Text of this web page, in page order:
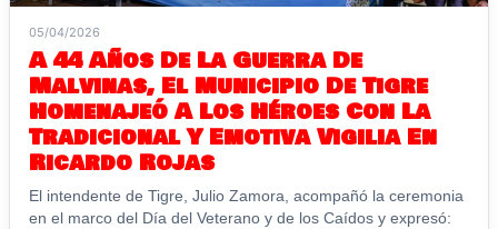
05/04/2026
A 44 Años De La Guerra De
Malvinas, El Municipio De Tigre
Homenajeó A Los Héroes Con La
Tradicional Y Emotiva Vigilia En
Ricardo Rojas
El intendente de Tigre, Julio Zamora, acompañó la ceremonia
en el marco del Día del Veterano y de los Caídos y expresó: